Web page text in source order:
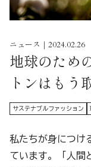
ニュース｜2024.02.26
地球のため
トンはもう
サステナブルファッション
私たちが身につけ
ています。「人間